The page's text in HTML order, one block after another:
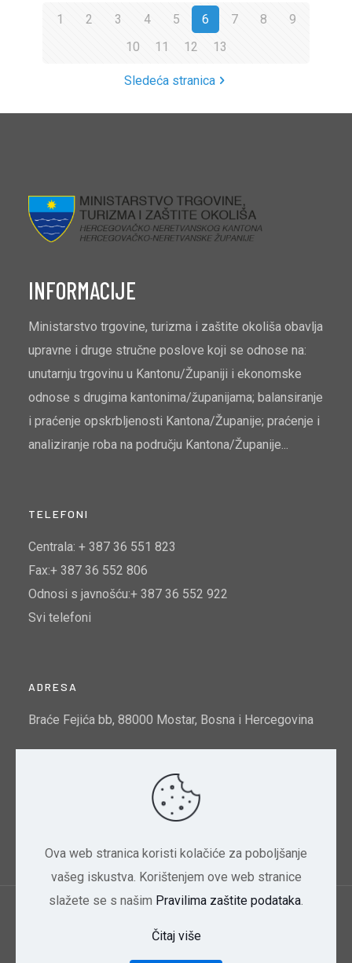
1 2 3 4 5 6 7 8
9
10
11 12 13
Sledeća stranica
INFORMACIJE
Ministarstvo trgovine, turizma i zaštite okoliša obavlja
upravne i druge stručne poslove koji se odnose na:
unutarnju trgovinu u Kantonu/Županiji i ekonomske
odnose s drugima kantonima/županijama; balansiranje
i praćenje opskrbljenosti Kantona/Županije; praćenje i
analiziranje roba na području Kantona/Županije...
TELEFONI
Centrala: + 387 36 551 823
Fax:+ 387 36 552 806
Odnosi s javnošću:+ 387 36 552 922
Svi telefoni
ADRESA
Braće Fejića bb, 88000 Mostar, Bosna i Hercegovina
Indeks kvalitete zraka u Mostaru:
HNK/HNŽ | 2024 Dizajn CBD
Ova web stranica koristi kolačiće za poboljšanje
vašeg iskustva. Korištenjem ove web stranice
slažete se s našim Pravilima zaštite podataka.
Čitaj više